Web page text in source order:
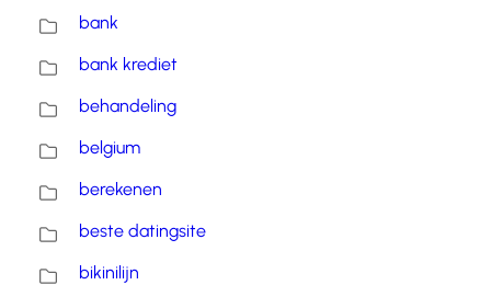
bank
bank krediet
behandeling
belgium
berekenen
beste datingsite
bikinilijn